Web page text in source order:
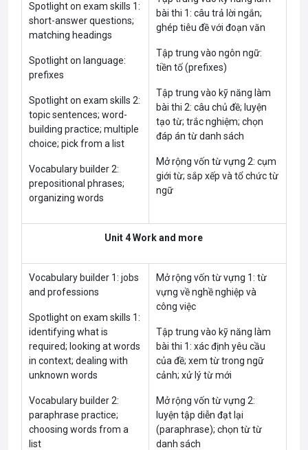
Spotlight on exam skills 1:
short-answer questions;
matching headings
Spotlight on language:
prefixes
Spotlight on exam skills 2:
topic sentences; word-
building practice; multiple
choice; pick from a list
Vocabulary builder 2:
prepositional phrases;
organizing words
bài thi 1: câu trả lời ngắn;
ghép tiêu đề với đoạn văn
Tập trung vào ngôn ngữ:
tiền tố (prefixes)
Tập trung vào kỹ năng làm
bài thi 2: câu chủ đề; luyện
tạo từ; trắc nghiệm; chọn
đáp án từ danh sách
Mở rộng vốn từ vựng 2: cụm
giới từ; sắp xếp và tổ chức từ
ngữ
Unit 4 Work and more
Vocabulary builder 1: jobs
and professions
Spotlight on exam skills 1:
identifying what is
required; looking at words
in context; dealing with
unknown words
Vocabulary builder 2:
paraphrase practice;
choosing words from a
list
Mở rộng vốn từ vựng 1: từ
vựng về nghề nghiệp và
công việc
Tập trung vào kỹ năng làm
bài thi 1: xác định yêu cầu
của đề; xem từ trong ngữ
cảnh; xử lý từ mới
Mở rộng vốn từ vựng 2:
luyện tập diễn đạt lại
(paraphrase); chọn từ từ
danh sách